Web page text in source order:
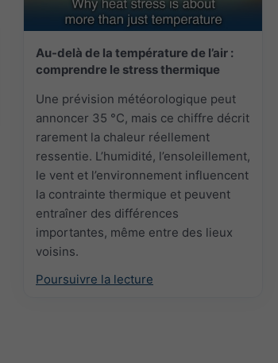
Au-delà de la température de l’air :
comprendre le stress thermique
Une prévision météorologique peut
annoncer 35 °C, mais ce chiffre décrit
rarement la chaleur réellement
ressentie. L’humidité, l’ensoleillement,
le vent et l’environnement influencent
la contrainte thermique et peuvent
entraîner des différences
importantes, même entre des lieux
voisins.
Poursuivre la lecture